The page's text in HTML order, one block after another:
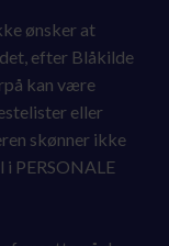
ønsker at
efter Blåkilde
kan være
eller
skønner ikke
PERSONALE